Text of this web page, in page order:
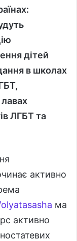
дітей
в школах
лавах
ЛГБТ та
активно
ма
активно